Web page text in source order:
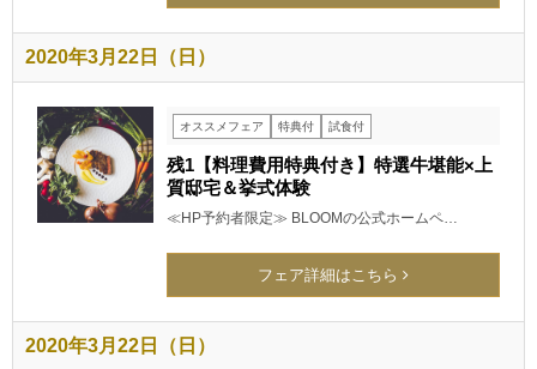
2020年3月22日（日）
オススメフェア 特典付 試食付
残1【料理費用特典付き】特選牛堪能×上
質邸宅＆挙式体験
≪HP予約者限定≫ BLOOMの公式ホームペ…
フェア詳細はこちら
2020年3月22日（日）